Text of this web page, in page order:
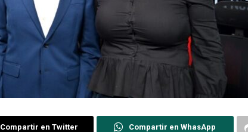
Compartir en Twitter Compartir en WhasApp